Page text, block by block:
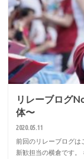
リレーブログ
体〜
2020.05.11
前回のリレーブログは
新歓担当の横倉です。